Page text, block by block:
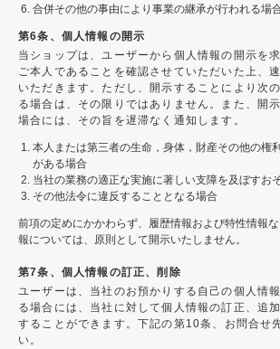
合併その他の事由により事業の継承が行われる場
第6条、個人情報の開示
当ショップは、ユーザーから個人情報の開示を
ご本人であることを確認させていただいた上、
いただきます。ただし、開示することにより次
る場合は、その限りではありません。また、開
場合には、その旨を遅滞なく通知します。
本人または第三者の生命，身体，財産その他の権
がある場合
当社の業務の適正な実施に著しい支障を及ぼすお
その他法令に違反することとなる場合
前項の定めにかかわらず、履歴情報および特性情報
報については、原則として開示いたしません。
第7条、個人情報の訂正、削除
ユーザーは、当社のお預かりする自己の個人情
る場合には、当社に対して個人情報の訂正、追
することができます。下記の第10条、お問合せ
い。